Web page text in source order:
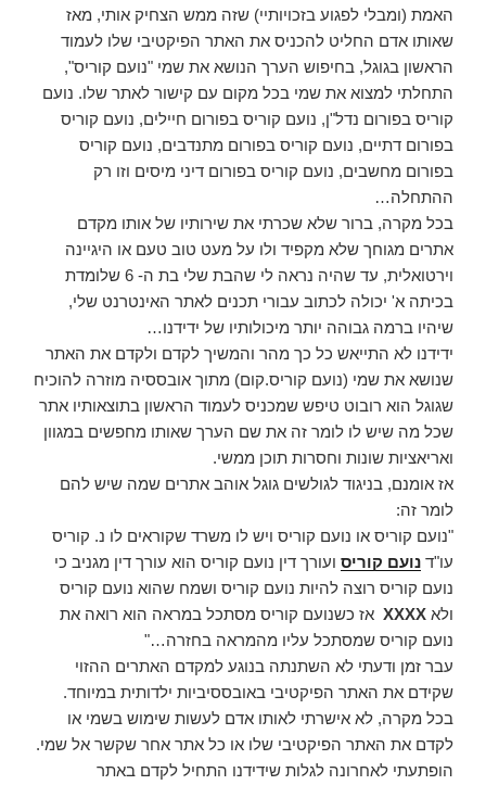
האמת (ומבלי לפגוע בזכויותיי) שזה ממש הצחיק אותי, מאז
שאותו אדם החליט להכניס את האתר הפיקטיבי שלו לעמוד
הראשון בגוגל, בחיפוש הערך הנושא את שמי "נועם קוריס",
התחלתי למצוא את שמי בכל מקום עם קישור לאתר שלו. נועם
קוריס בפורום נדל"ן, נועם קוריס בפורום חיילים, נועם קוריס
בפורום דתיים, נועם קוריס בפורום מתנדבים, נועם קוריס
בפורום מחשבים, נועם קוריס בפורום דיני מיסים וזו רק
ההתחלה…
בכל מקרה, ברור שלא שכרתי את שירותיו של אותו מקדם
אתרים מגוחך שלא מקפיד ולו על מעט טוב טעם או היגיינה
וירטואלית, עד שהיה נראה לי שהבת שלי בת ה- 6 שלומדת
בכיתה א' יכולה לכתוב עבורי תכנים לאתר האינטרנט שלי,
שיהיו ברמה גבוהה יותר מיכולותיו של ידידנו…
ידידנו לא התייאש כל כך מהר והמשיך לקדם ולקדם את האתר
שנושא את שמי (נועם קוריס.קום) מתוך אובססיה מוזרה להוכיח
שגוגל הוא רובוט טיפש שמכניס לעמוד הראשון בתוצאותיו אתר
שכל מה שיש לו לומר זה את שם הערך שאותו מחפשים במגוון
ואריאציות שונות וחסרות תוכן ממשי.
אז אומנם, בניגוד לגולשים גוגל אוהב אתרים שמה שיש להם
לומר זה:
"נועם קוריס או נועם קוריס ויש לו משרד שקוראים לו נ. קוריס
עו"ד נועם קוריס ועורך דין נועם קוריס הוא עורך דין מגניב כי
נועם קוריס רוצה להיות נועם קוריס ושמח שהוא נועם קוריס
ולא XXXX אז כשנועם קוריס מסתכל במראה הוא רואה את
נועם קוריס שמסתכל עליו מהמראה בחזרה…"
עבר זמן ודעתי לא השתנתה בנוגע למקדם האתרים ההזוי
שקידם את האתר הפיקטיבי באובססיביות ילדותית במיוחד.
בכל מקרה, לא אישרתי לאותו אדם לעשות שימוש בשמי או
לקדם את האתר הפיקטיבי שלו או כל אתר אחר שקשר אל שמי.
הופתעתי לאחרונה לגלות שידידנו התחיל לקדם באתר